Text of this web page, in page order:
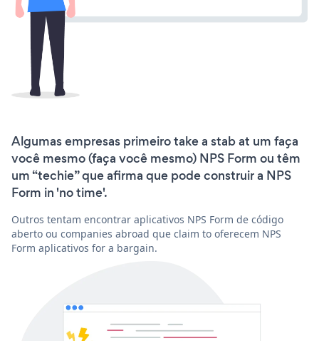
Algumas empresas primeiro take a stab at um faça
você mesmo (faça você mesmo) NPS Form ou têm
um “techie” que afirma que pode construir a NPS
Form in 'no time'.
Outros tentam encontrar aplicativos NPS Form de código
aberto ou companies abroad que claim to oferecem NPS
Form aplicativos for a bargain.